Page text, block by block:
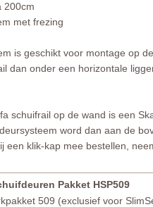
200cm
met frezing
is geschikt voor montage op
dan onder een horizontale
schuifrail op de wand is een
word dan aan de
een klik-kap mee bestellen,
Pakket HSP509
509 (exclusief voor